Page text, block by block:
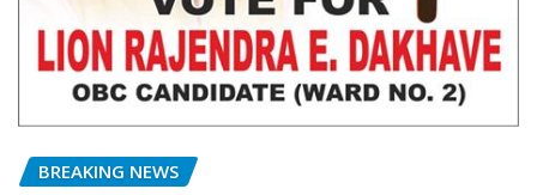
BREAKING NEWS